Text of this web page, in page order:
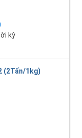
kỳ
(2Tấn/1kg)